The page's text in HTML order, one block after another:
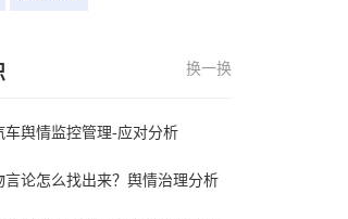
换一换
车舆情监控管理-应对分析
言论怎么找出来？舆情治理分析